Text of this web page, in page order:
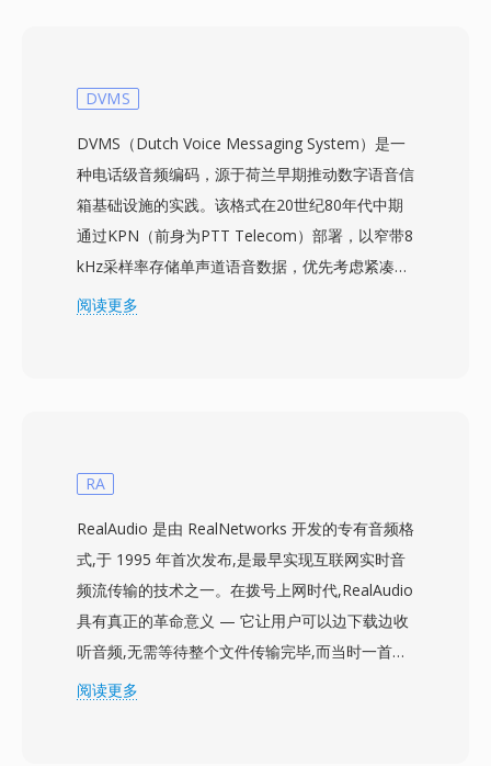
DVMS
DVMS（Dutch Voice Messaging System）是一
种电话级音频编码，源于荷兰早期推动数字语音信
箱基础设施的实践。该格式在20世纪80年代中期
通过KPN（前身为PTT Telecom）部署，以窄带8
kHz采样率存储单声道语音数据，优先考虑紧凑的
消息大小而非音频宽度。音频采用类似于欧洲A-
以外获得广泛应用，但它影响了欧洲运营商后来设
话库仍然可以读写DVMS文件，使数十年前的旧消
息得以归档回放。其实际优势包括：极小的文件大
小（一分钟消息仅约60 KB）、尽管压缩激进仍保
持可靠的语音清晰度，以及易于程序化解析的简单
容器布局。
阅读更多
RA
RealAudio 是由 RealNetworks 开发的专有音频格
式,于 1995 年首次发布,是最早实现互联网实时音
频流传输的技术之一。在拨号上网时代,RealAudio
具有真正的革命意义 — 它让用户可以边下载边收
听音频,无需等待整个文件传输完毕,而当时一首三
分钟的歌曲可能需要 30 分钟才能下载完成。该格
阅读更多